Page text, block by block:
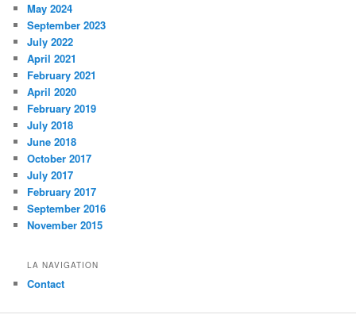
May 2024
September 2023
July 2022
April 2021
February 2021
April 2020
February 2019
July 2018
June 2018
October 2017
July 2017
February 2017
September 2016
November 2015
LA NAVIGATION
Contact